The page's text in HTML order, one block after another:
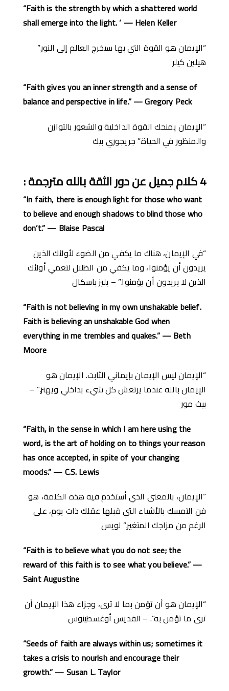
“Faith is the strength by which a shattered world
shall emerge into the light. ‘ — Helen Keller
“الإيمان هو القوة التي بها سيخرج العالم إلى النور.”
هيلين كيلر
“Faith gives you an inner strength and a sense of
balance and perspective in life.” — Gregory Peck
“الإيمان يمنحك القوة الداخلية والشعور بالتوازن
والمنظور في الحياة.” جريجوري بيك
4كلام جميل عن دور الثقة باللهمترجمة:
“In faith, there is enough light for those who want
to believe and enough shadows to blind those who
don’t.” — Blaise Pascal
“في الإيمان، هناك ما يكفي من الضوء لأولئك الذين
يريدون أن يؤمنوا، وما يكفي من الظلال لتعمي أولئك
الذين لا يريدون أن يؤمنوا.” – بليز باسكال
“Faith is not believing in my own unshakable belief.
Faith is believing an unshakable God when
everything in me trembles and quakes.” — Beth
Moore
“الإيمان ليس الإيمان بإيماني الثابت. الإيمان هو
الإيمان بالله عندما يرتعش كل شيء بداخلي ويهتز.” –
بيث مور
“Faith, in the sense in which I am here using the
word, is the art of holding on to things your reason
has once accepted, in spite of your changing
moods.” — C.S. Lewis
“الإيمان، بالمعنى الذي أستخدم فيه هذه الكلمة، هو
فن التمسك بالأشياء التي قبلها عقلك ذات يوم، على
الرغم من مزاجك المتغير.” لويس
“Faith is to believe what you do not see; the
reward of this faith is to see what you believe.” —
Saint Augustine
“الإيمان هو أن تؤمن بما لا ترى، وجزاء هذا الإيمان أن
ترى ما تؤمن به”. – القديس أوغسطينوس
“Seeds of faith are always within us; sometimes it
takes a crisis to nourish and encourage their
growth.” — Susan L. Taylor